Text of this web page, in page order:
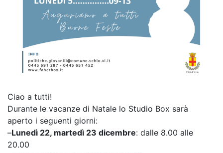
Ciao a tutti!
Durante le vacanze di Natale lo Studio Box sarà
aperto i seguenti giorni:
–Lunedì 22, martedì 23 dicembre: dalle 8.00 alle
20.00